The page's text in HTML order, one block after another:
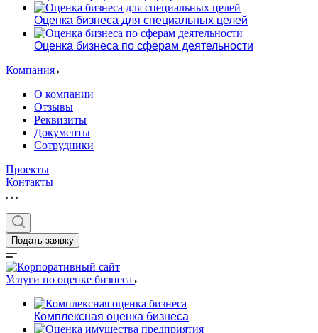
Оценка бизнеса для специальных целей
Оценка бизнеса по сферам деятельности
Компания
О компании
Отзывы
Реквизиты
Документы
Сотрудники
Проекты
Контакты
Подать заявку
Услуги по оценке бизнеса
Комплексная оценка бизнеса